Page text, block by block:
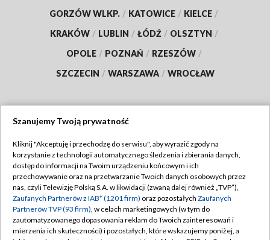
GORZÓW WLKP. / KATOWICE / KIELCE /
KRAKÓW / LUBLIN / ŁÓDŹ / OLSZTYN /
OPOLE / POZNAŃ / RZESZÓW /
SZCZECIN / WARSZAWA / WROCŁAW
TVP
Abonament TVP
Emisja w TVP
Centrum informacji TVP
Naziemna Telewizja Cyfrowa
Regulamin TVP
Polityka prywatności
Moje zgody
Szanujemy Twoją prywatność
Kliknij "Akceptuję i przechodzę do serwisu", aby wyrazić zgody na
korzystanie z technologii automatycznego śledzenia i zbierania danych,
dostęp do informacji na Twoim urządzeniu końcowym i ich
przechowywanie oraz na przetwarzanie Twoich danych osobowych przez
nas, czyli Telewizję Polską S.A. w likwidacji (zwaną dalej również „TVP”),
Zaufanych Partnerów z IAB* (1201 firm) oraz pozostałych Zaufanych
Partnerów TVP (93 firm), w celach marketingowych (w tym do
zautomatyzowanego dopasowania reklam do Twoich zainteresowań i
mierzenia ich skuteczności) i pozostałych, które wskazujemy poniżej, a